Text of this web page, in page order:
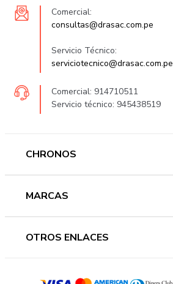
Comercial:
consultas@drasac.com.pe
Servicio Técnico:
serviciotecnico@drasac.com.pe
Comercial: 914710511
Servicio técnico: 945438519
CHRONOS
Hombre
Ofertas
MARCAS
Versace
OTROS ENLACES